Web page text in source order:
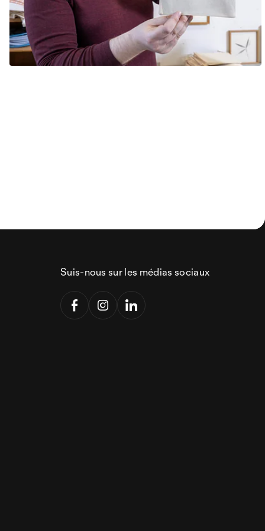
Suis-nous sur les médias sociaux